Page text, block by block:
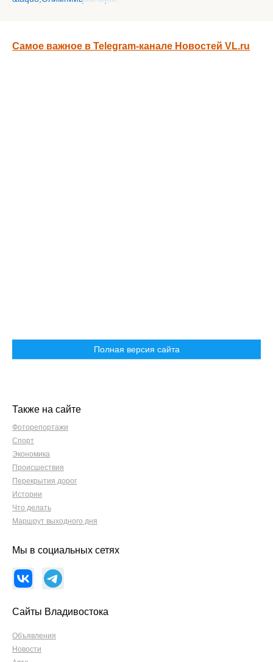
Самое важное в Telegram-канале Новостей VL.ru
Полная версия сайта
Также на сайте
Фоторепортажи
Спорт
Экономика
Происшествия
Перекрытия дорог
Истории
Что делать
Маршрут выходного дня
Мы в социальных сетях
Сайты Владивостока
Объявления
Новости